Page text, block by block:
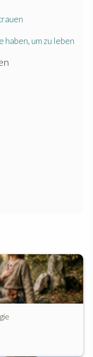
um zu leben